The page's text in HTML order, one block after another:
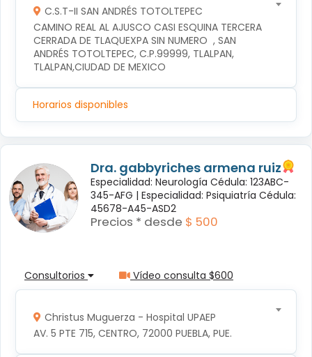
C.S.T-II SAN ANDRÉS TOTOLTEPEC
CAMINO REAL AL AJUSCO CASI ESQUINA TERCERA
CERRADA DE TLAQUEXPA SIN NUMERO  , SAN
ANDRÉS TOTOLTEPEC, C.P.99999, TLALPAN,
TLALPAN,CIUDAD DE MEXICO
Horarios disponibles
Dra. gabbyriches armena ruiz
Especialidad: Neurología Cédula: 123ABC-
345-AFG | Especialidad: Psiquiatría Cédula:
45678-A45-ASD2
Precios * desde $ 500
Consultorios Vídeo consulta $600
Christus Muguerza - Hospital UPAEP
AV. 5 PTE 715, CENTRO, 72000 PUEBLA, PUE.